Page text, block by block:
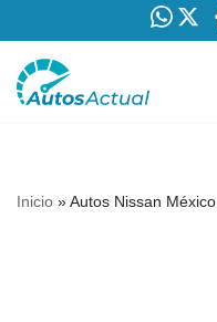
Saltar
Inicio »Autos Nissan México